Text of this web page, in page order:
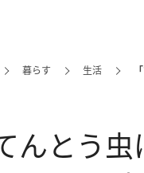
暮らす 生活
んとう